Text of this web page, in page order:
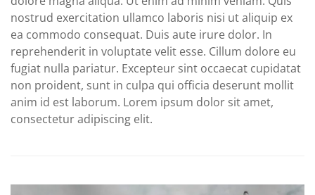
nostrud exercitation ullamco laboris nisi ut aliquip ex
ea commodo consequat. Duis aute irure dolor. In
reprehenderit in voluptate velit esse. Cillum dolore eu
fugiat nulla pariatur. Excepteur sint occaecat cupidatat
non proident, sunt in culpa qui officia deserunt mollit
anim id est laborum. Lorem ipsum dolor sit amet,
consectetur adipiscing elit.